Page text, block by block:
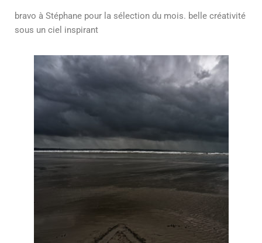
bravo à Stéphane pour la sélection du mois. belle créativité
sous un ciel inspirant